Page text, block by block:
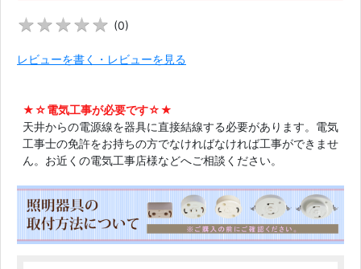
★★★★★
★★★★★ (0)
レビューを書く・レビューを見る
★☆電気工事が必要です☆★
天井からの電源線を器具に直接結線する必要があります。電気
工事士の免許をお持ちの方でなければなければ工事ができませ
ん。お近くの電気工事店様などへご相談ください。